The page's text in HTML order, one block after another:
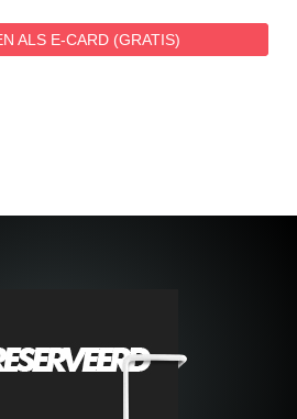
ALS E-CARD (GRATIS)